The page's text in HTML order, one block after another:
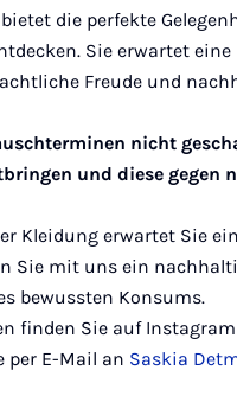
die perfekte
Sie erwartet
Freude und
nicht
und diese gegen
Kleidung erwartet Sie
Sie mit uns ein
bewussten Konsums.
finden Sie auf
per E-Mail an Saskia